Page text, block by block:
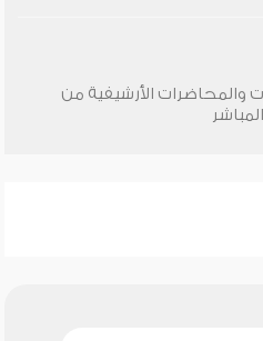
والمحاضرات الأرشيفية من